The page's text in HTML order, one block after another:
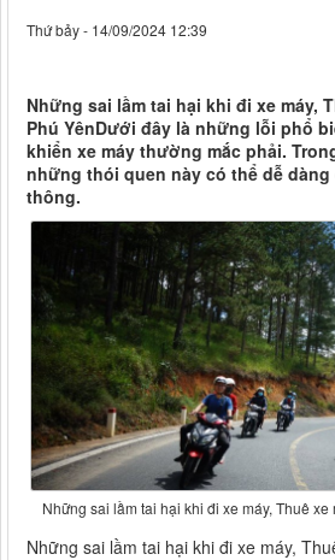
Thứ bảy - 14/09/2024 12:39
Những sai lầm tai hại khi đi xe máy,
Phú YênDưới đây là những lỗi phổ
khiển xe máy thường mắc phải.
những thói quen này có thể dễ
thông.
Những sai lầm tai hại khi đi xe máy, Thuê xe
Những sai lầm tai hại khi đi xe máy,